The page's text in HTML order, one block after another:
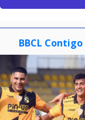
BBCL Contigo